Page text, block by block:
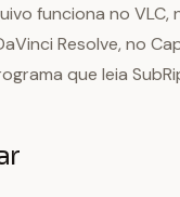
funciona no VLC,
Resolve, no
que leia